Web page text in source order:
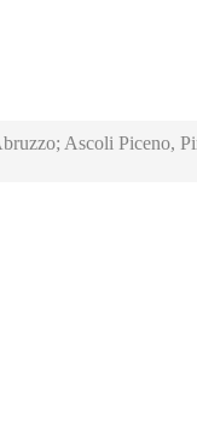
Ascoli Piceno,